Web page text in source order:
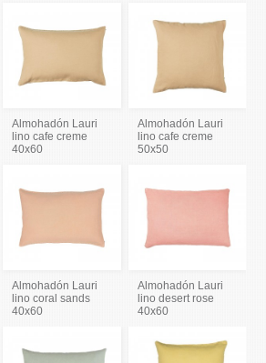
Almohadón Lauri
lino cafe creme
40x60
Almohadón Lauri
lino cafe creme
50x50
Almohadón Lauri
lino coral sands
40x60
Almohadón Lauri
lino desert rose
40x60